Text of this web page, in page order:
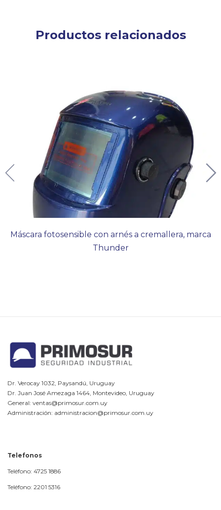
Productos relacionados
Máscara fotosensible con arnés a cremallera, marca
Thunder
Dr. Verocay 1032, Paysandú, Uruguay
Dr. Juan José Amezaga 1464, Montevideo, Uruguay
General: ventas@primosur.com.uy
Administración: administracion@primosur.com.uy
Telefonos
Teléfono: 4725 1886
Teléfono: 2201 5316